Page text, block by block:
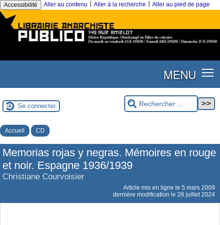
Accessibilité Aller au contenu Aller à la recherche Aller au pied de page
MENU
Se connecter
Accueil CD
Memorias rojas y negras. Mémoires en rouge
et noir. Espagne 1936/1939
Christiane Courvoisier
Article mis en ligne le 5 mars 2009
dernière modification le 28 juillet 2024